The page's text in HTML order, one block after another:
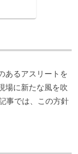
あるアスリートを
場に新たな風を吹
事では、この方針